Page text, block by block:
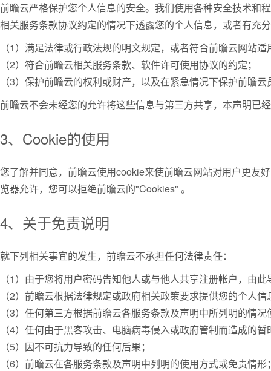
前瞻云严格保护您个人信息的安全。我们使用各种安全技术和
相关服务条款协议约定的情况下透露您的个人信息，或者有充
（1）满足法律或行政法规的明文规定，或者符合前瞻云网站
（2）符合前瞻云相关服务条款、软件许可使用协议的约定；
（3）保护前瞻云的权利或财产，以及在紧急情况下保护前瞻
前瞻云不会未经您的允许将这些信息与第三方共享，本声明已
3、Cookie的使用
您了解并同意，前瞻云使用cookie来使前瞻云网站对用户更友
览器允许，您可以拒绝前瞻云的"Cookies" 。
4、关于免责说明
就下列相关事宜的发生，前瞻云不承担任何法律责任：
（1）由于您将用户密码告知他人或与他人共享注册帐户，由
（2）前瞻云根据法律规定或政府相关政策要求提供您的个人信
（3）任何第三方根据前瞻云各服务条款及声明中所列明的情
（4）任何由于黑客攻击、电脑病毒侵入或政府管制而造成的
（5）因不可抗力导致的任何后果；
（6）前瞻云在各服务条款及声明中列明的使用方式或免责情形